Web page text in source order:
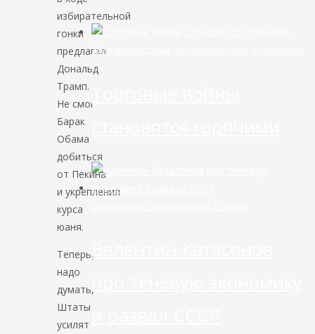
избирательной
гонки
предлагал
Дональд
Трамп.
Не смог
Барак
Обама
добиться
от Пекина
и укрепления
курса
юаня.
Теперь,
надо
думать,
Штаты
усилят
Международные экономические отношения